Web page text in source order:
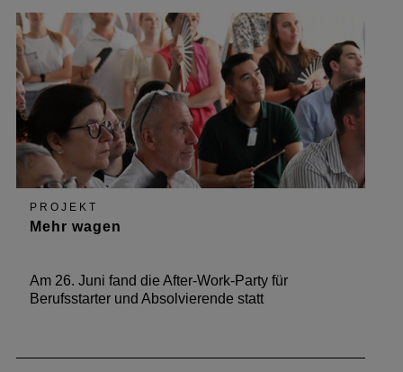
PROJEKT
Mehr wagen
Am 26. Juni fand die After-Work-Party für
Berufsstarter und Absolvierende statt